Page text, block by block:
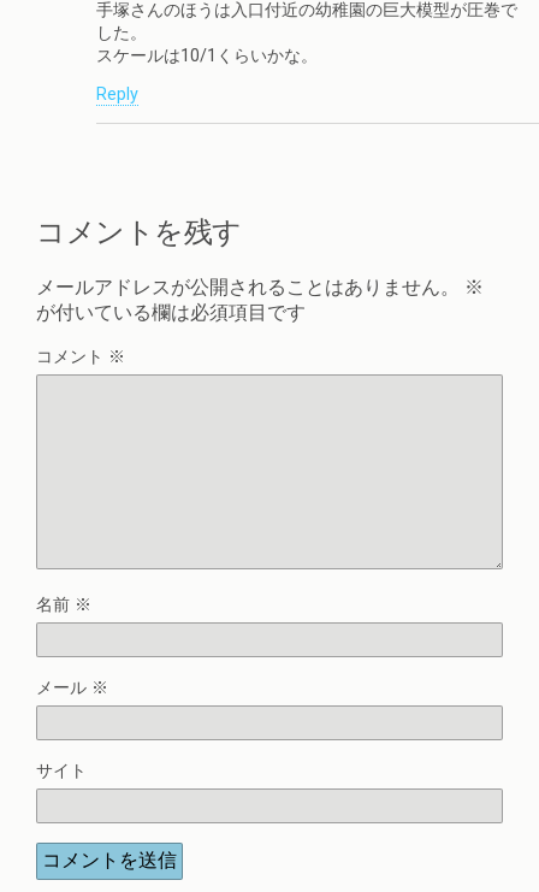
手塚さんのほうは入口付近の幼稚園の巨大模型が圧巻で
した。
スケールは10/1くらいかな。
Reply
コメントを残す
メールアドレスが公開されることはありません。
※
が付いている欄は必須項目です
コメント ※
名前 ※
メール ※
サイト